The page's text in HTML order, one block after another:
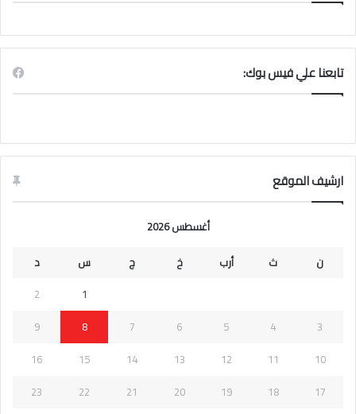
تابعنا علي فيس بوك:
ارشيف الموقع
أغسطس 2026
ن
ث أرب خ ج س
د
1
2
3
4
5
6
7
8
9
10
11
12
13
14
15
16
17
18
19
20
21
22
23